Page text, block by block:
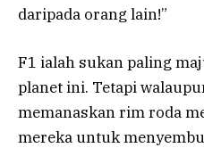
daripada orang lain!”
F1 ialah sukan paling
planet ini. Tetapi
memanaskan rim roda
mereka untuk